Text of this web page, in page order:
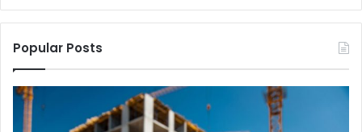
Popular Posts